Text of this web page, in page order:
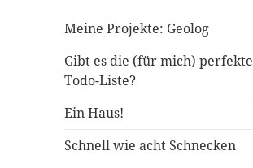
Meine Projekte: Geolog
Gibt es die (für mich) perfekte
Todo-Liste?
Ein Haus!
Schnell wie acht Schnecken